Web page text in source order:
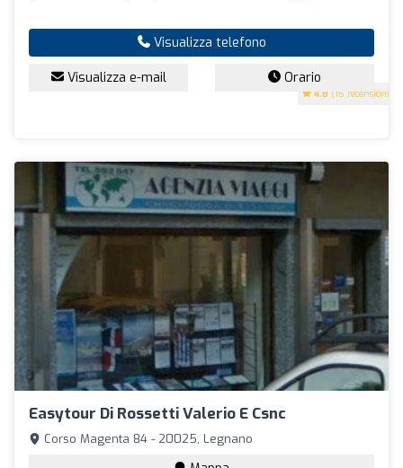
4.8 (16 recensioni)
Visualizza telefono
Visualizza e-mail Orario
Easytour Di Rossetti Valerio E Csnc
Corso Magenta 84 - 20025, Legnano